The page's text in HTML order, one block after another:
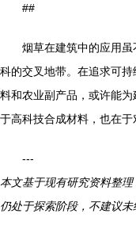
##
烟草在建筑中的应用
科的交叉地带。在追求可
料和农业副产品，或许能
于高科技合成材料，也在于
---
本文基于现有研究资料整
仍处于探索阶段，不建议未